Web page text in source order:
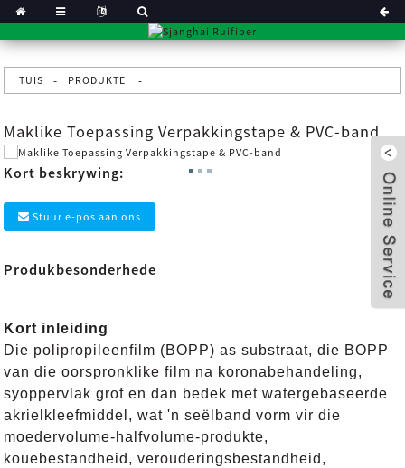
TUIS PRODUKTE
Maklike Toepassing Verpakkingstape & PVC-band
Kort beskrywing:
Stuur e-pos aan ons
Produkbesonderhede
Kort inleiding
Die polipropileenfilm (BOPP) as substraat, die BOPP
van die oorspronklike film na koronabehandeling,
syoppervlak grof en dan bedek met watergebaseerde
akrielkleefmiddel, wat 'n seëlband vorm vir die
moedervolume-halfvolume-produkte,
kouebestandheid, verouderingsbestandheid,
x